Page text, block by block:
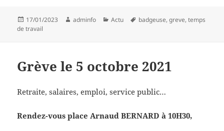
Publié
le
17/01/2023 Auteur
adminfo Catégories
Actu
Mots-
badgeuse,greve,temps
de travail
Grève le 5 octobre 2021
Retraite, salaires, emploi, service public…
Rendez-vous place Arnaud BERNARD à 10H30,